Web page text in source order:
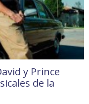
y Prince
de la